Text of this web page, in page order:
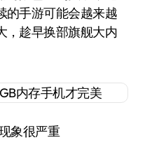
的手游可能会越来越
，趁早换部旗舰大内
象很严重